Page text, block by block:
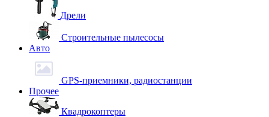
Дрели
Строительные пылесосы
Авто
GPS-приемники, радиостанции
Прочее
Квадрокоптеры